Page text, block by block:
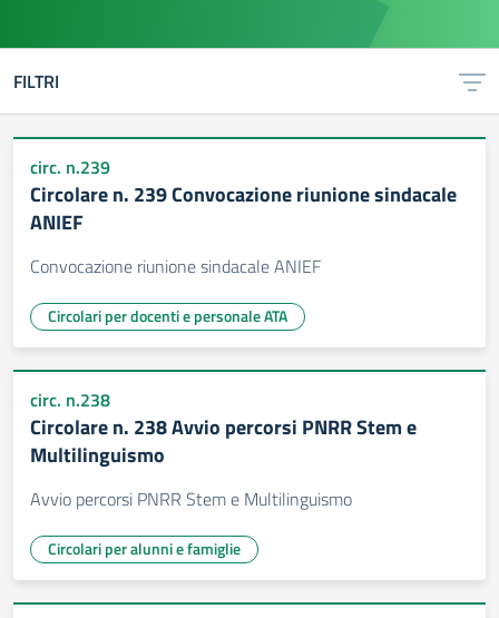
FILTRI
circ. n.239
Circolare n. 239 Convocazione riunione sindacale
ANIEF
Convocazione riunione sindacale ANIEF
Circolari per docenti e personale ATA
circ. n.238
Circolare n. 238 Avvio percorsi PNRR Stem e
Multilinguismo
Avvio percorsi PNRR Stem e Multilinguismo
Circolari per alunni e famiglie